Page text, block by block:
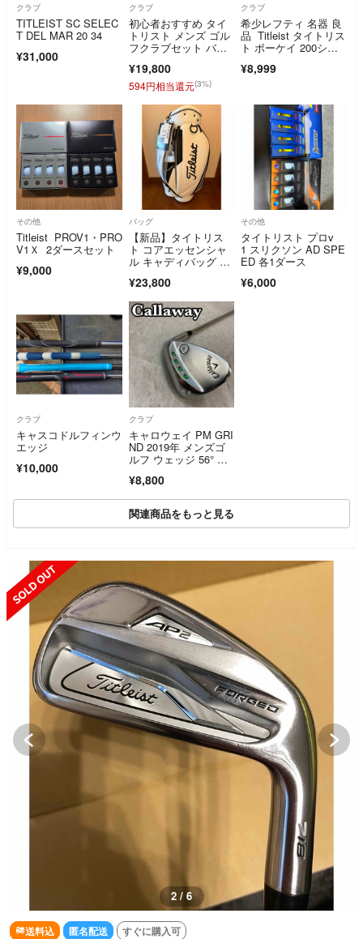
クラブ
TITLEIST SC SELEC
T DEL MAR 20 34
¥31,000
クラブ
初心者おすすめ タイ
トリスト メンズ ゴル
フクラブセット バッ
¥19,800
594円相当還元(3%)
クラブ
希少レフティ 名器 良
品 Titleist タイトリス
ト ボーケイ 200シリ
プローチウェッジAw
¥8,999
その他
Titleist PROV1・PRO
V1Ｘ 2ダースセット
¥9,000
バッグ
【新品】タイトリス
ト コアエッセンシャ
ル キャディバッグ ホ
¥23,800
その他
タイトリスト プロv
1 スリクソン AD SPE
ED 各1ダース
¥6,000
クラブ
キャスコドルフィンウ
エッジ
¥10,000
クラブ
キャロウェイ PM GRI
ND 2019年 メンズゴ
ルフ ウェッジ 56° ス
W サンド Callaway
¥8,800
関連商品をもっと見る
3 / 6
送料込 匿名配送 すぐに購入可